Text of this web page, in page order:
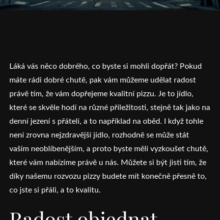
Láká vás něco dobrého, co byste si mohli dopřát? Pokud
máte rádi dobré chutě, pak vám můžeme udělat radost
právě tím, že vám dopřejeme kvalitní pizzu. Je to jídlo,
které se skvěle hodí na různé příležitosti, stejně tak jako na
denní jezení s přáteli, a to například na oběd. I když tohle
není zrovna nejzdravější jídlo, rozhodně se může stát
vaším neoblíbenějším, a proto byste měli vyzkoušet chutě,
které vám nabízíme právě u nás. Můžete si být jisti tím, že
díky našemu rozvozu pizzy budete mít konečně přesně to,
co jste si přáli, a to kvalitu.